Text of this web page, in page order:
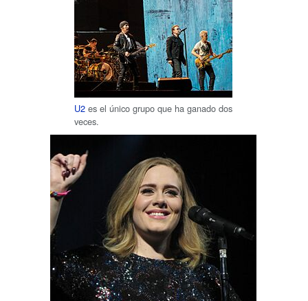
U2 es el único grupo que ha ganado dos
veces.